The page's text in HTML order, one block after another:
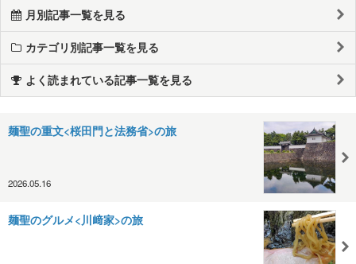
月別記事一覧を見る
カテゴリ別記事一覧を見る
よく読まれている記事一覧を見る
麺聖の重文<桜田門と法務省>の旅
2026.05.16
麺聖のグルメ<川﨑家>の旅